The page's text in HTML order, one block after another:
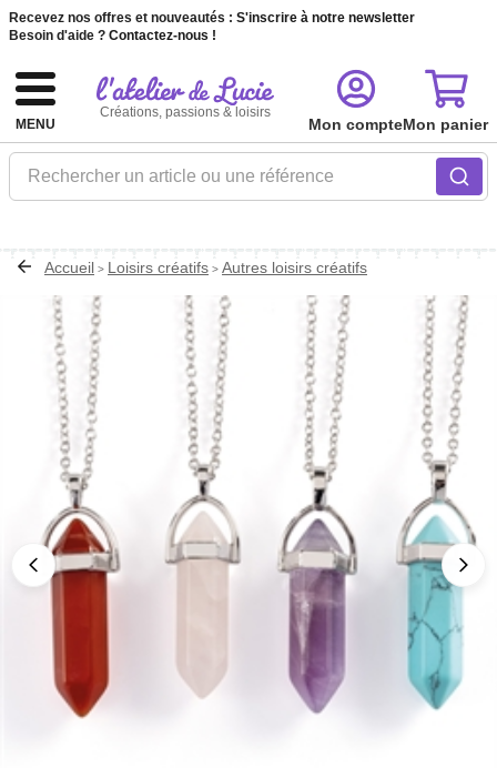
Recevez nos offres et nouveautés : S'inscrire à notre newsletter
Besoin d'aide ? Contactez-nous !
MENU
Créations, passions & loisirs
Rechercher un article ou une référence
Mon compteMon panier
Accueil > Loisirs créatifs > Autres loisirs créatifs